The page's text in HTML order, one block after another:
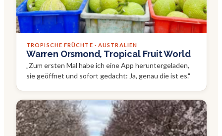
TROPISCHE FRÜCHTE · AUSTRALIEN
Warren Orsmond, Tropical Fruit World
„Zum ersten Mal habe ich eine App heruntergeladen,
sie geöffnet und sofort gedacht: Ja, genau die ist es."